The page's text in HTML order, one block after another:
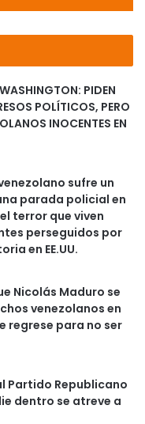
PIDEN
POLÍTICOS, PERO
INOCENTES EN
sufre un
parada policial en
terror que viven
perseguidos por
en EE.UU.
Nicolás Maduro se
venezolanos en
regrese para no ser
Partido Republicano
dentro se atreve a